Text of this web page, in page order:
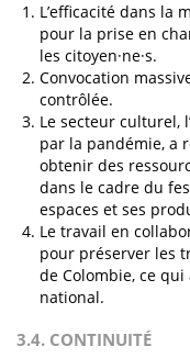
L’efficacité dans la
pour la prise en
les citoyen·ne·s.
Convocation
contrôlée.
Le secteur culturel,
par la pandémie, a
obtenir des
dans le cadre du
espaces et ses
Le travail en
pour préserver les
de Colombie, ce
national.
3.4. CONTINUITÉ